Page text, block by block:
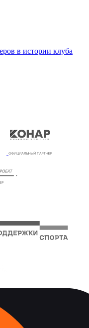
в истории клуба